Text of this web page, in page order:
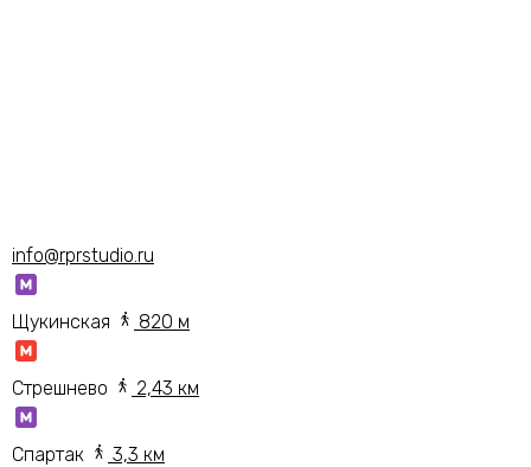
info@rprstudio.ru
Щукинская 820 м
Стрешнево 2,43 км
Спартак 3,3 км